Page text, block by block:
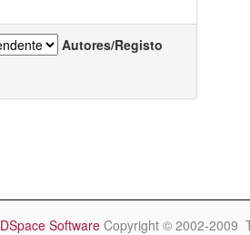
Autores/Registo
DSpace Software Copyright © 2002-2009